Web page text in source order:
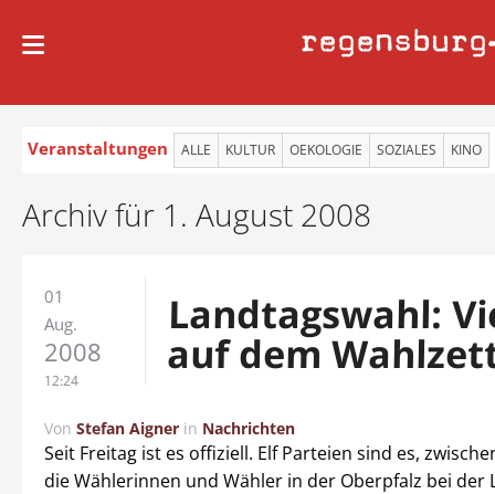
regensburg
Veranstaltungen ALLE KULTUR OEKOLOGIE SOZIALES KINO
Archiv für 1. August 2008
01
Aug.
2008
12:24
Landtagswahl:
auf dem
Von Stefan Aigner in Nachrichten
Seit Freitag ist es offiziell. Elf Parteien sind es,
die Wählerinnen und Wähler in der Oberpfalz bei der